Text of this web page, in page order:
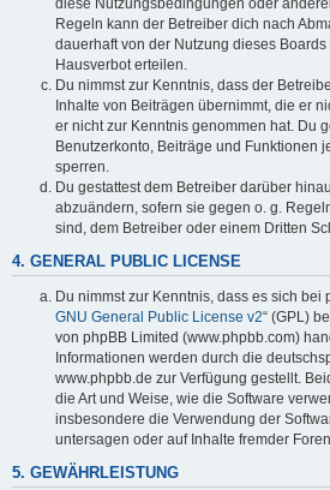
Regeln kann der Betreiber dich nach
dauerhaft von der Nutzung dieses
Hausverbot erteilen.
Du nimmst zur Kenntnis, dass der
Inhalte von Beiträgen übernimmt, die er
er nicht zur Kenntnis genommen hat. Du
Benutzerkonto, Beiträge und Funktionen
sperren.
Du gestattest dem Betreiber darüber
abzuändern, sofern sie gegen o. g.
sind, dem Betreiber oder einem Dritten
4. GENERAL PUBLIC LICENSE
Du nimmst zur Kenntnis, dass es sich bei
GNU General Public License v2“ (GPL)
von phpBB Limited (www.phpbb.com)
Informationen werden durch die
www.phpbb.de zur Verfügung gestellt.
die Art und Weise, wie die Software
insbesondere die Verwendung der
untersagen oder auf Inhalte fremder
5. GEWÄHRLEISTUNG